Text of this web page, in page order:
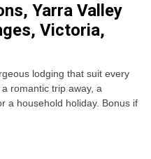
Yarra Valley
Victoria,
lodging that suit every
romantic trip away, a
a household holiday. Bonus if